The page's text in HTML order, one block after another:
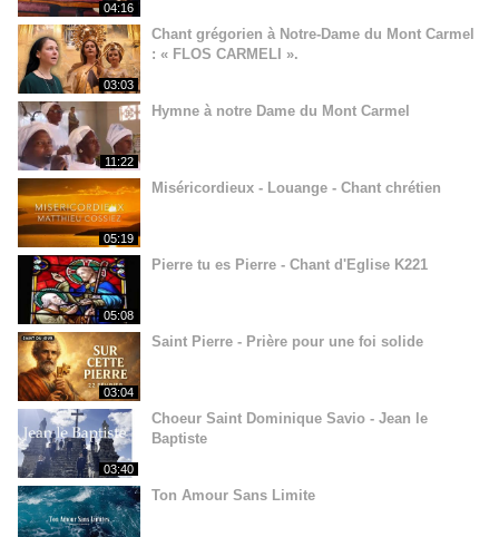
04:16
03:03
Chant grégorien à Notre-Dame du Mont Carmel
: « FLOS CARMELI ».
11:22
Hymne à notre Dame du Mont Carmel
05:19
Miséricordieux - Louange - Chant chrétien
05:08
Pierre tu es Pierre - Chant d'Eglise K221
03:04
Saint Pierre - Prière pour une foi solide
03:40
Choeur Saint Dominique Savio - Jean le
Baptiste
Ton Amour Sans Limite